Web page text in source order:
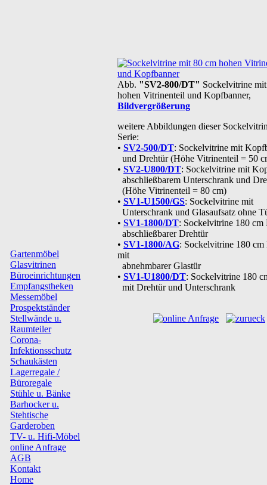
Gartenmöbel
Glasvitrinen
Büroeinrichtungen
Empfangstheken
Messemöbel
Prospektständer
Stellwände u.
Raumteiler
Corona-
Infektionsschutz
Schaukästen
Lagerregale /
Büroregale
Stühle u. Bänke
Barhocker u.
Stehtische
Garderoben
TV- u. Hifi-Möbel
online Anfrage
AGB
Kontakt
Home
Abb. "SV2-800/DT" Sockelvitrine
hohen Vitrinenteil und Kopfbanner,
Bildvergrößerung
weitere Abbildungen dieser
Serie:
• SV2-500/DT: Sockelvitrine mit
und Drehtür (Höhe Vitrinenteil = 50
• SV2-U800/DT: Sockelvitrine mit
abschließbarem Unterschrank und
(Höhe Vitrinenteil = 80 cm)
• SV1-U1500/GS: Sockelvitrine mit
Unterschrank und Glasaufsatz ohne
• SV1-1800/DT: Sockelvitrine 180 cm
abschließbarer Drehtür
• SV1-1800/AG: Sockelvitrine 180 cm
mit
abnehmbarer Glastür
• SV1-U1800/DT: Sockelvitrine 180
mit Drehtür und Unterschrank